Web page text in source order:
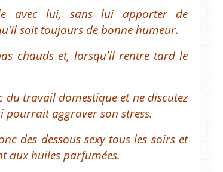
avec lui, sans lui apporter de
soit toujours de bonne humeur.
chauds et, lorsqu'il rentre tard le
du travail domestique et ne discutez
pourrait aggraver son stress.
des dessous sexy tous les soirs et
aux huiles parfumées.